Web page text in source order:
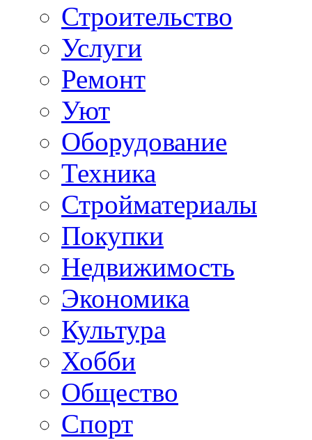
Строительство
Услуги
Ремонт
Уют
Оборудование
Техника
Стройматериалы
Покупки
Недвижимость
Экономика
Культура
Хобби
Общество
Спорт